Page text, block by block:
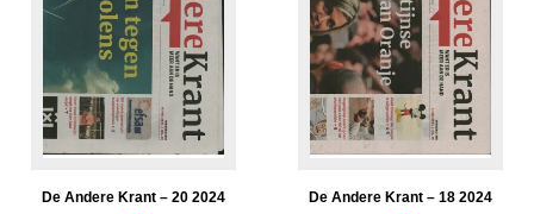
De Andere Krant – 20 2024
De Andere Krant – 18 2024